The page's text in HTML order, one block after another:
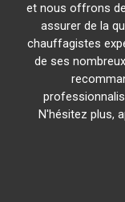
et nous offrons
assurer de la
chauffagistes
de ses
N'hésitez plus,